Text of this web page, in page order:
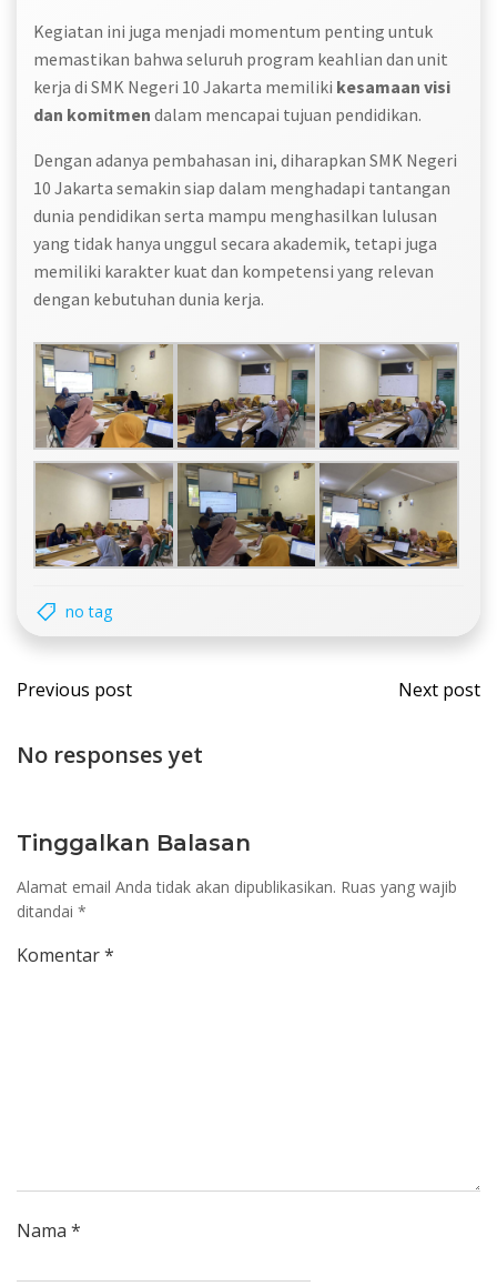
Kegiatan ini juga menjadi momentum penting untuk
memastikan bahwa seluruh program keahlian dan unit
kerja di SMK Negeri 10 Jakarta memiliki kesamaan visi
dan komitmen dalam mencapai tujuan pendidikan.
Dengan adanya pembahasan ini, diharapkan SMK Negeri
10 Jakarta semakin siap dalam menghadapi tantangan
dunia pendidikan serta mampu menghasilkan lulusan
yang tidak hanya unggul secara akademik, tetapi juga
memiliki karakter kuat dan kompetensi yang relevan
dengan kebutuhan dunia kerja.
no tag
Post
navigation
Previous post
Post
Next post
No responses yet
Tinggalkan Balasan
Alamat email Anda tidak akan dipublikasikan. Ruas yang wajib
ditandai *
Komentar*
Nama *